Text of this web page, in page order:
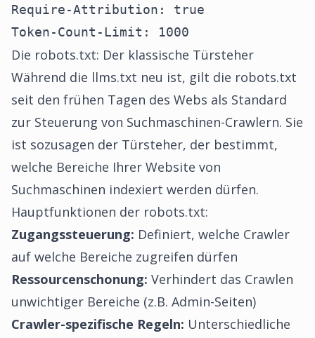
Require-Attribution: true
Token-Count-Limit: 1000
Die robots.txt: Der klassische Türsteher
Während die llms.txt neu ist, gilt die robots.txt
seit den frühen Tagen des Webs als Standard
zur Steuerung von Suchmaschinen-Crawlern. Sie
ist sozusagen der Türsteher, der bestimmt,
welche Bereiche Ihrer Website von
Suchmaschinen indexiert werden dürfen.
Hauptfunktionen der robots.txt:
Zugangssteuerung: Definiert, welche Crawler
auf welche Bereiche zugreifen dürfen
Ressourcenschonung: Verhindert das Crawlen
unwichtiger Bereiche (z.B. Admin-Seiten)
Crawler-spezifische Regeln: Unterschiedliche